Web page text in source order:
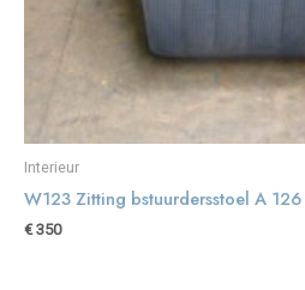
Interieur
W123 Zitting bstuurdersstoel A
€350